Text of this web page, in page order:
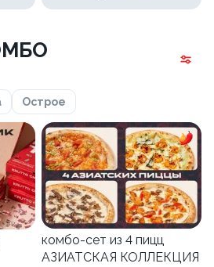
Острое
комбо-сет из 4 пицц
АЗИАТСКАЯ КОЛЛЕКЦИЯ